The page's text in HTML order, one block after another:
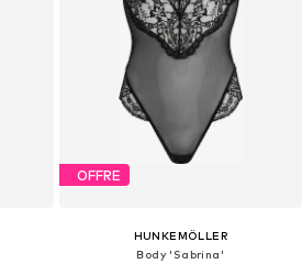
OFFRE
HUNKEMÖLLER
Body 'Sabrina'